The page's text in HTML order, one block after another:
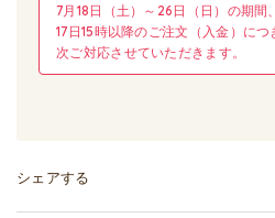
7月18日（土）～26日（日）の期間
17日15時以降のご注文（入金）に
次ご対応させていただきます。
シェアする